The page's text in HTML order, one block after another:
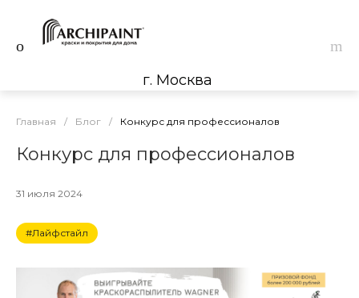
г. Москва
Главная / Блог / Конкурс для профессионалов
Конкурс для профессионалов
31 июля 2024
#Лайфстайл